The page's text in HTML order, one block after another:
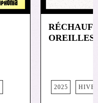
OREILLES
2025